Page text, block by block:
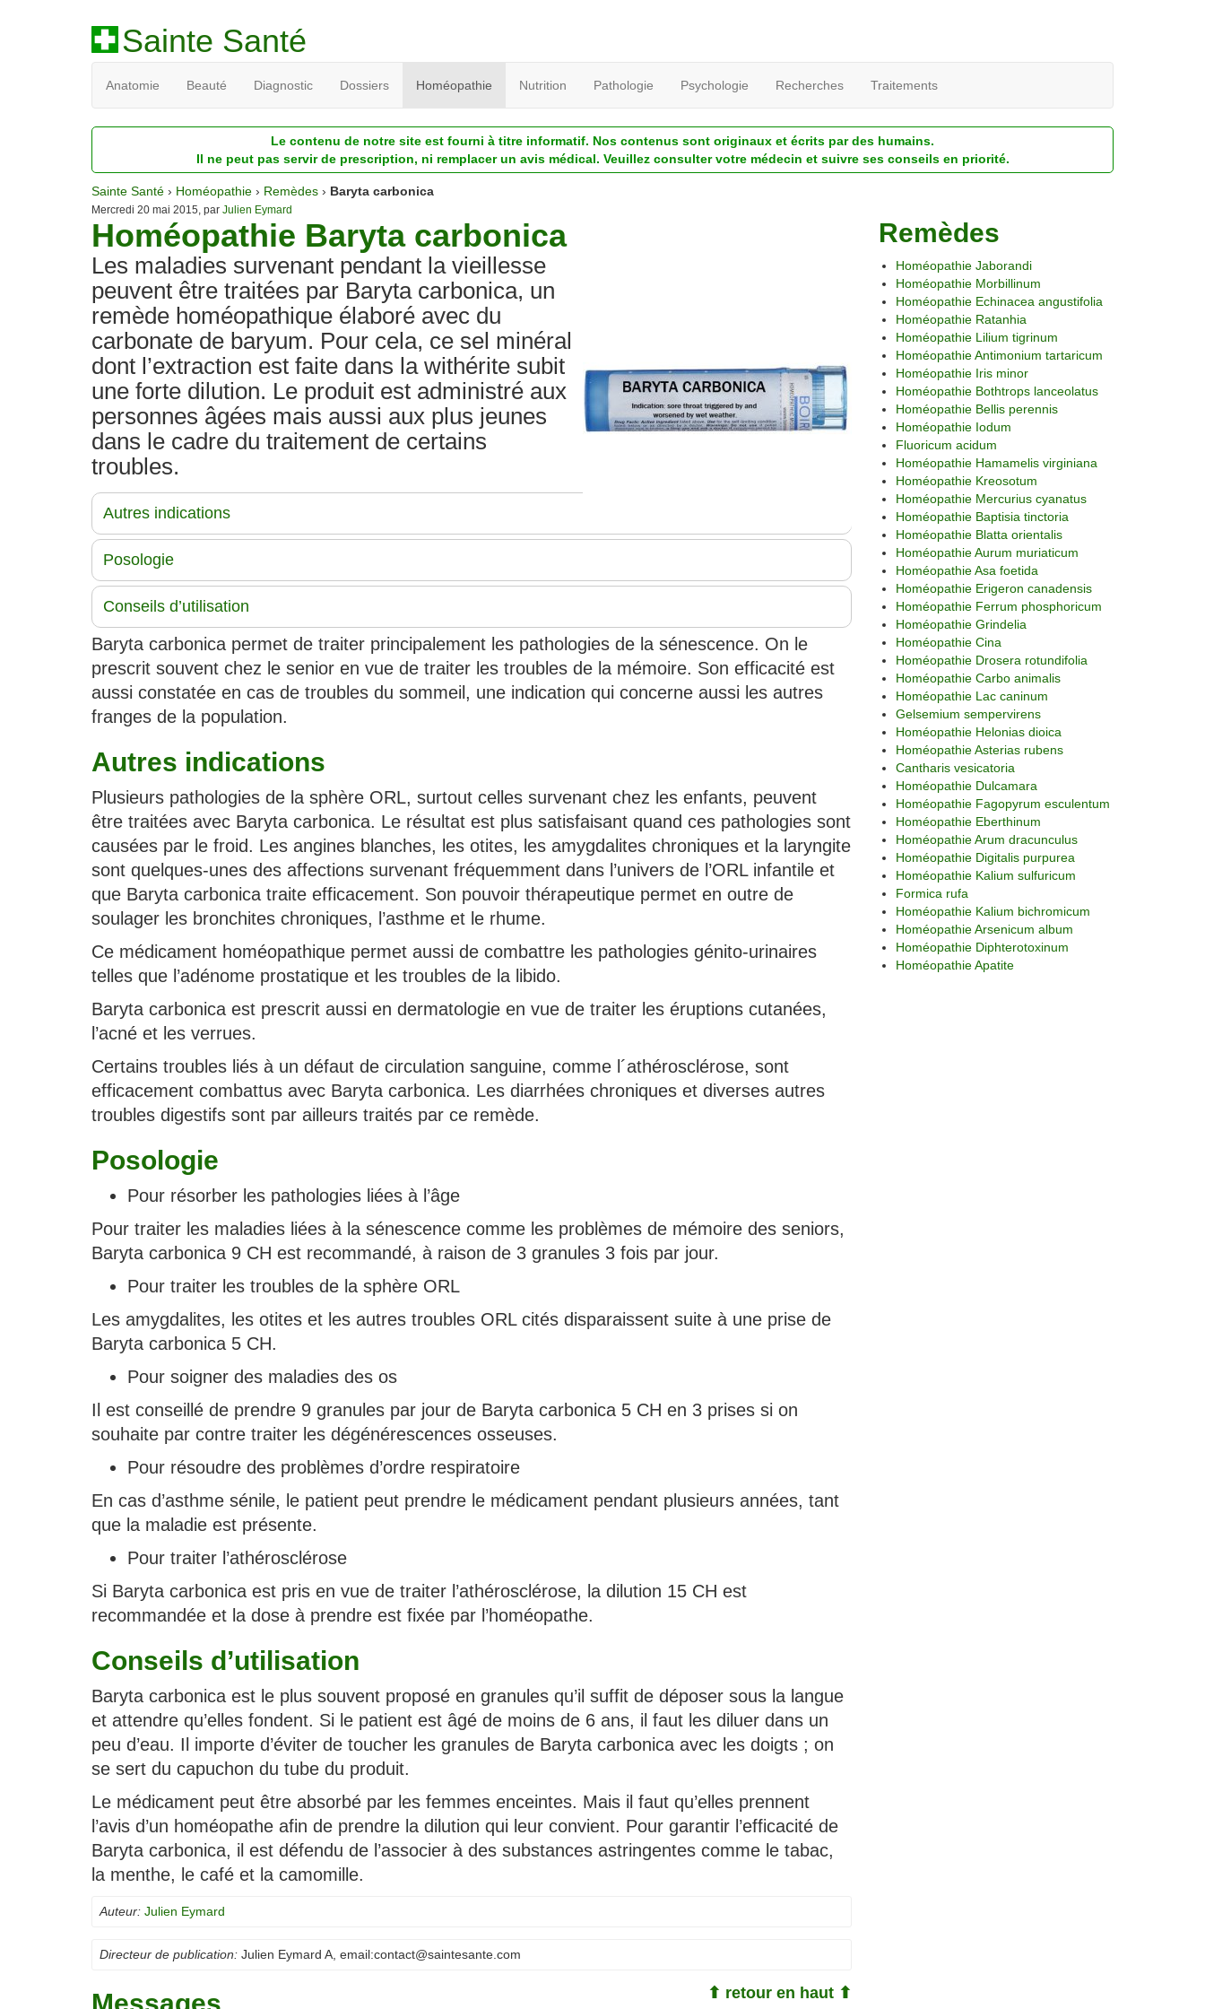
Sainte Santé
Anatomie Beauté Diagnostic Dossiers Homéopathie Nutrition Pathologie Psychologie Recherches Traitements
Le contenu de notre site est fourni à titre informatif. Nos contenus sont originaux et écrits par des humains.
Il ne peut pas servir de prescription, ni remplacer un avis médical. Veuillez consulter votre médecin et suivre ses conseils en priorité.
Sainte Santé › Homéopathie › Remèdes › Baryta carbonica
Mercredi 20 mai 2015, par Julien Eymard
Homéopathie Baryta carbonica
Les maladies survenant pendant la vieillesse
peuvent être traitées par Baryta carbonica, un
remède homéopathique élaboré avec du
carbonate de baryum. Pour cela, ce sel minéral
dont l’extraction est faite dans la withérite subit
une forte dilution. Le produit est administré aux
personnes âgées mais aussi aux plus jeunes
dans le cadre du traitement de certains
troubles.
Autres indications
Posologie
Conseils d’utilisation
Baryta carbonica permet de traiter principalement les pathologies de la sénescence. On le
prescrit souvent chez le senior en vue de traiter les troubles de la mémoire. Son efficacité est
aussi constatée en cas de troubles du sommeil, une indication qui concerne aussi les autres
franges de la population.
Autres indications
Plusieurs pathologies de la sphère ORL, surtout celles survenant chez les enfants, peuvent
être traitées avec Baryta carbonica. Le résultat est plus satisfaisant quand ces pathologies sont
causées par le froid. Les angines blanches, les otites, les amygdalites chroniques et la laryngite
sont quelques-unes des affections survenant fréquemment dans l’univers de l’ORL infantile et
que Baryta carbonica traite efficacement. Son pouvoir thérapeutique permet en outre de
soulager les bronchites chroniques, l’asthme et le rhume.
Ce médicament homéopathique permet aussi de combattre les pathologies génito-urinaires
telles que l’adénome prostatique et les troubles de la libido.
Baryta carbonica est prescrit aussi en dermatologie en vue de traiter les éruptions cutanées,
l’acné et les verrues.
Certains troubles liés à un défaut de circulation sanguine, comme l´athérosclérose, sont
efficacement combattus avec Baryta carbonica. Les diarrhées chroniques et diverses autres
troubles digestifs sont par ailleurs traités par ce remède.
Posologie
Pour résorber les pathologies liées à l’âge
Pour traiter les maladies liées à la sénescence comme les problèmes de mémoire des seniors,
Baryta carbonica 9 CH est recommandé, à raison de 3 granules 3 fois par jour.
Pour traiter les troubles de la sphère ORL
Les amygdalites, les otites et les autres troubles ORL cités disparaissent suite à une prise de
Baryta carbonica 5 CH.
Pour soigner des maladies des os
Il est conseillé de prendre 9 granules par jour de Baryta carbonica 5 CH en 3 prises si on
souhaite par contre traiter les dégénérescences osseuses.
Pour résoudre des problèmes d’ordre respiratoire
En cas d’asthme sénile, le patient peut prendre le médicament pendant plusieurs années, tant
que la maladie est présente.
Pour traiter l’athérosclérose
Si Baryta carbonica est pris en vue de traiter l’athérosclérose, la dilution 15 CH est
recommandée et la dose à prendre est fixée par l’homéopathe.
Conseils d’utilisation
Baryta carbonica est le plus souvent proposé en granules qu’il suffit de déposer sous la langue
et attendre qu’elles fondent. Si le patient est âgé de moins de 6 ans, il faut les diluer dans un
peu d’eau. Il importe d’éviter de toucher les granules de Baryta carbonica avec les doigts ; on
se sert du capuchon du tube du produit.
Le médicament peut être absorbé par les femmes enceintes. Mais il faut qu’elles prennent
l’avis d’un homéopathe afin de prendre la dilution qui leur convient. Pour garantir l’efficacité de
Baryta carbonica, il est défendu de l’associer à des substances astringentes comme le tabac,
la menthe, le café et la camomille.
Auteur: Julien Eymard
Directeur de publication: Julien Eymard A , email:contact@saintesante.com
⬆ retour en haut ⬆
Remèdes
Homéopathie Jaborandi
Homéopathie Morbillinum
Homéopathie Echinacea angustifolia
Homéopathie Ratanhia
Homéopathie Lilium tigrinum
Homéopathie Antimonium tartaricum
Homéopathie Iris minor
Homéopathie Bothtrops lanceolatus
Homéopathie Bellis perennis
Homéopathie Iodum
Fluoricum acidum
Homéopathie Hamamelis virginiana
Homéopathie Kreosotum
Homéopathie Mercurius cyanatus
Homéopathie Baptisia tinctoria
Homéopathie Blatta orientalis
Homéopathie Aurum muriaticum
Homéopathie Asa foetida
Homéopathie Erigeron canadensis
Homéopathie Ferrum phosphoricum
Homéopathie Grindelia
Homéopathie Cina
Homéopathie Drosera rotundifolia
Homéopathie Carbo animalis
Homéopathie Lac caninum
Gelsemium sempervirens
Homéopathie Helonias dioica
Homéopathie Asterias rubens
Cantharis vesicatoria
Homéopathie Dulcamara
Homéopathie Fagopyrum esculentum
Homéopathie Eberthinum
Homéopathie Arum dracunculus
Homéopathie Digitalis purpurea
Homéopathie Kalium sulfuricum
Formica rufa
Homéopathie Kalium bichromicum
Homéopathie Arsenicum album
Homéopathie Diphterotoxinum
Homéopathie Apatite